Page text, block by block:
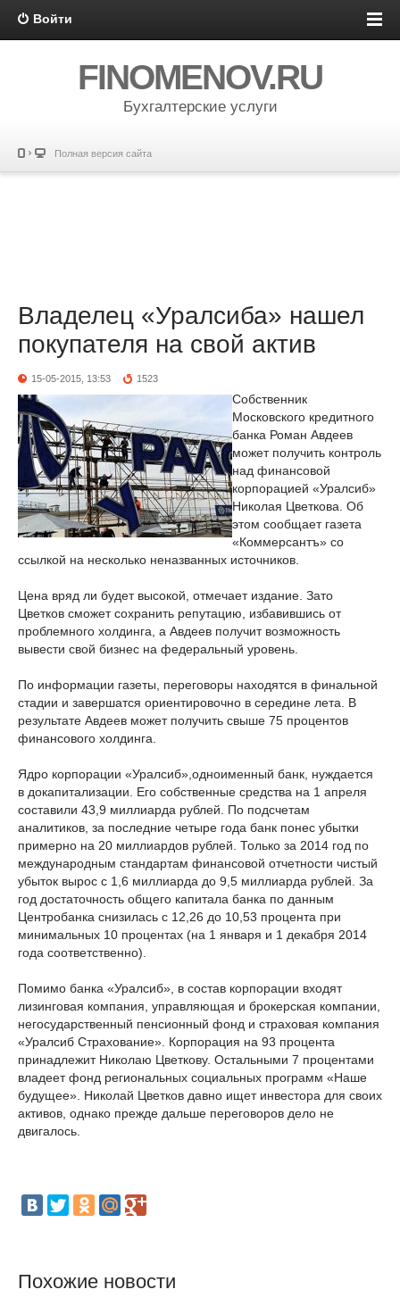
Войти
FINOMENOV.RU
Бухгалтерские услуги
Полная версия сайта
Владелец «Уралсиба» нашел
покупателя на свой актив
15-05-2015, 13:53 1523
Собственник
Московского кредитного
банка Роман Авдеев
может получить контроль
над финансовой
корпорацией «Уралсиб»
Николая Цветкова. Об
этом сообщает газета
«Коммерсантъ» со
ссылкой на несколько неназванных источников.
Цена вряд ли будет высокой, отмечает издание. Зато
Цветков сможет сохранить репутацию, избавившись от
проблемного холдинга, а Авдеев получит возможность
вывести свой бизнес на федеральный уровень.
По информации газеты, переговоры находятся в финальной
стадии и завершатся ориентировочно в середине лета. В
результате Авдеев может получить свыше 75 процентов
финансового холдинга.
Ядро корпорации «Уралсиб»,одноименный банк, нуждается
в докапитализации. Его собственные средства на 1 апреля
составили 43,9 миллиарда рублей. По подсчетам
аналитиков, за последние четыре года банк понес убытки
примерно на 20 миллиардов рублей. Только за 2014 год по
международным стандартам финансовой отчетности чистый
убыток вырос с 1,6 миллиарда до 9,5 миллиарда рублей. За
год достаточность общего капитала банка по данным
Центробанка снизилась с 12,26 до 10,53 процента при
минимальных 10 процентах (на 1 января и 1 декабря 2014
года соответственно).
Помимо банка «Уралсиб», в состав корпорации входят
лизинговая компания, управляющая и брокерская компании,
негосударственный пенсионный фонд и страховая компания
«Уралсиб Страхование». Корпорация на 93 процента
принадлежит Николаю Цветкову. Остальными 7 процентами
владеет фонд региональных социальных программ «Наше
будущее». Николай Цветков давно ищет инвестора для своих
активов, однако прежде дальше переговоров дело не
двигалось.
Похожие новости